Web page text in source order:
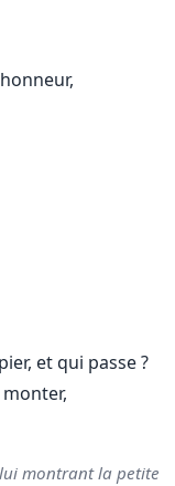
et qui passe ?
montrant la petite